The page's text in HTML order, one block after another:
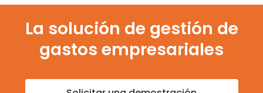
La solución de gestión de
gastos empresariales